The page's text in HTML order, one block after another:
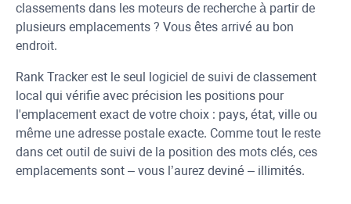
classements dans les moteurs de recherche à partir de
plusieurs emplacements ? Vous êtes arrivé au bon
endroit.
Rank Trackerest le seul logiciel de suivi de classement
local qui vérifie avec précision les positions pour
l'emplacement exact de votre choix : pays, état, ville ou
même une adresse postale exacte. Comme tout le reste
dans cet outil de suivi de la position des mots clés, ces
emplacements sont – vous l’aurez deviné – illimités.